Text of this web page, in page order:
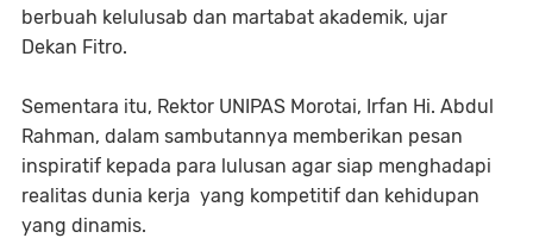
berbuah kelulusab dan martabat akademik, ujar
Dekan Fitro.
Sementara itu, Rektor UNIPAS Morotai, Irfan Hi. Abdul
Rahman, dalam sambutannya memberikan pesan
inspiratif kepada para lulusan agar siap menghadapi
realitas dunia kerja yang kompetitif dan kehidupan
yang dinamis.